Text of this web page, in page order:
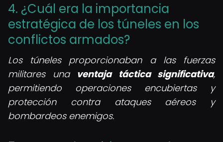
4. ¿Cuál era la importancia
estratégica de los túneles en los
conflictos armados?
Los túneles proporcionaban a las fuerzas
militares una ventaja táctica significativa,
permitiendo operaciones encubiertas y
protección contra ataques aéreos y
bombardeos enemigos.